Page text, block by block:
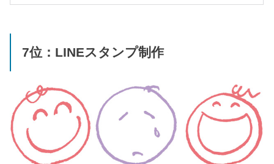
7位：LINEスタンプ制作